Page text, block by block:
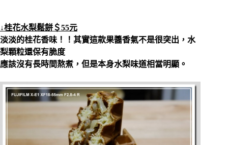
↓桂花水梨鬆餅＄55元
淡淡的桂花香味！！其實這款果醬香氣不是很突出，水
梨顆粒還保有脆度
應該沒有長時間熬煮，但是本身水梨味道相當明顯。